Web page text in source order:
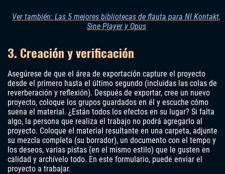
Ver también: Las 5 mejores bibliotecas de flauta para NI Kontakt,
Sine Player y Opus
3. Creación y verificación
Asegúrese de que el área de exportación capture el proyecto
desde el primero hasta el último segundo (incluidas las colas de
reverberación y reflexión). Después de exportar, cree un nuevo
proyecto, coloque los grupos guardados en él y escuche cómo
suena el material. ¿Están todos los efectos en su lugar? Si falta
algo, la persona que realiza el trabajo no podrá agregarlo al
proyecto. Coloque el material resultante en una carpeta, adjunte
su mezcla completa (su borrador), un documento con el tempo y
los deseos, varias pistas (en el mismo estilo) que le gusten en
calidad y archívelo todo. En este formulario, puede enviar el
proyecto a trabajar.